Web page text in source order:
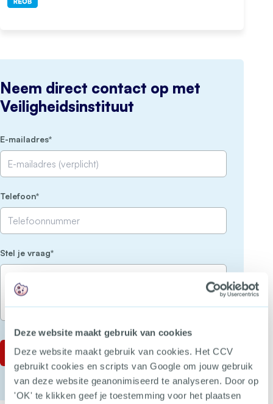
Deze website maakt gebruik van cookies
Deze website maakt gebruik van cookies. Het CCV
gebruikt cookies en scripts van Google om jouw gebruik
van deze website geanonimiseerd te analyseren. Door op
'OK' te klikken geef je toestemming voor het plaatsen
Neem direct contact op met
Veiligheidsinstituut
E-mailadres
Telefoon
Stel je vraag